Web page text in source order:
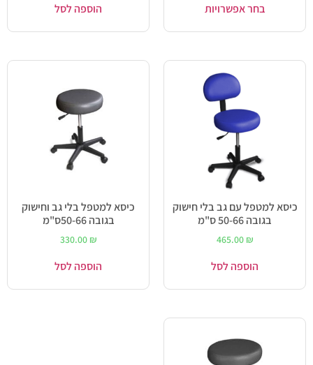
בחר אפשרויות הוספה לסל
כיסא למטפל עם גב בלי חישוק
בגובה 50-66 ס"מ
465.00 ₪
הוספה לסל
כיסא למטפל בלי גב וחישוק
בגובה 50-66ס"מ
330.00 ₪
הוספה לסל